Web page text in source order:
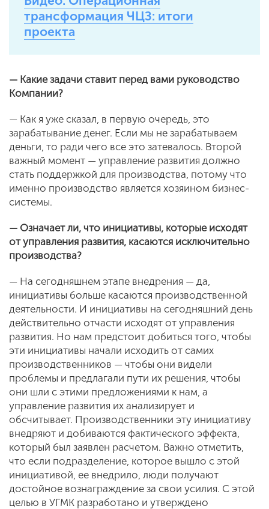
трансформация ЧЦЗ: итоги
проекта
— Какие задачи ставит перед вами руководство
Компании?
— Как я уже сказал, в первую очередь, это
зарабатывание денег. Если мы не зарабатываем
деньги, то ради чего все это затевалось. Второй
важный момент — управление развития должно
стать поддержкой для производства, потому что
именно производство является хозяином бизнес-
системы.
— Означает ли, что инициативы, которые исходят
от управления развития, касаются исключительно
производства?
— На сегодняшнем этапе внедрения — да,
инициативы больше касаются производственной
деятельности. И инициативы на сегодняшний день
действительно отчасти исходят от управления
развития. Но нам предстоит добиться того, чтобы
эти инициативы начали исходить от самих
производственников — чтобы они видели
проблемы и предлагали пути их решения, чтобы
они шли с этими предложениями к нам, а
управление развития их анализирует и
обсчитывает. Производственники эту инициативу
внедряют и добиваются фактического эффекта,
который был заявлен расчетом. Важно отметить,
что если подразделение, которое вышло с этой
инициативой, ее внедрило, люди получают
достойное вознаграждение за свои усилия. С этой
целью в УГМК разработано и утверждено